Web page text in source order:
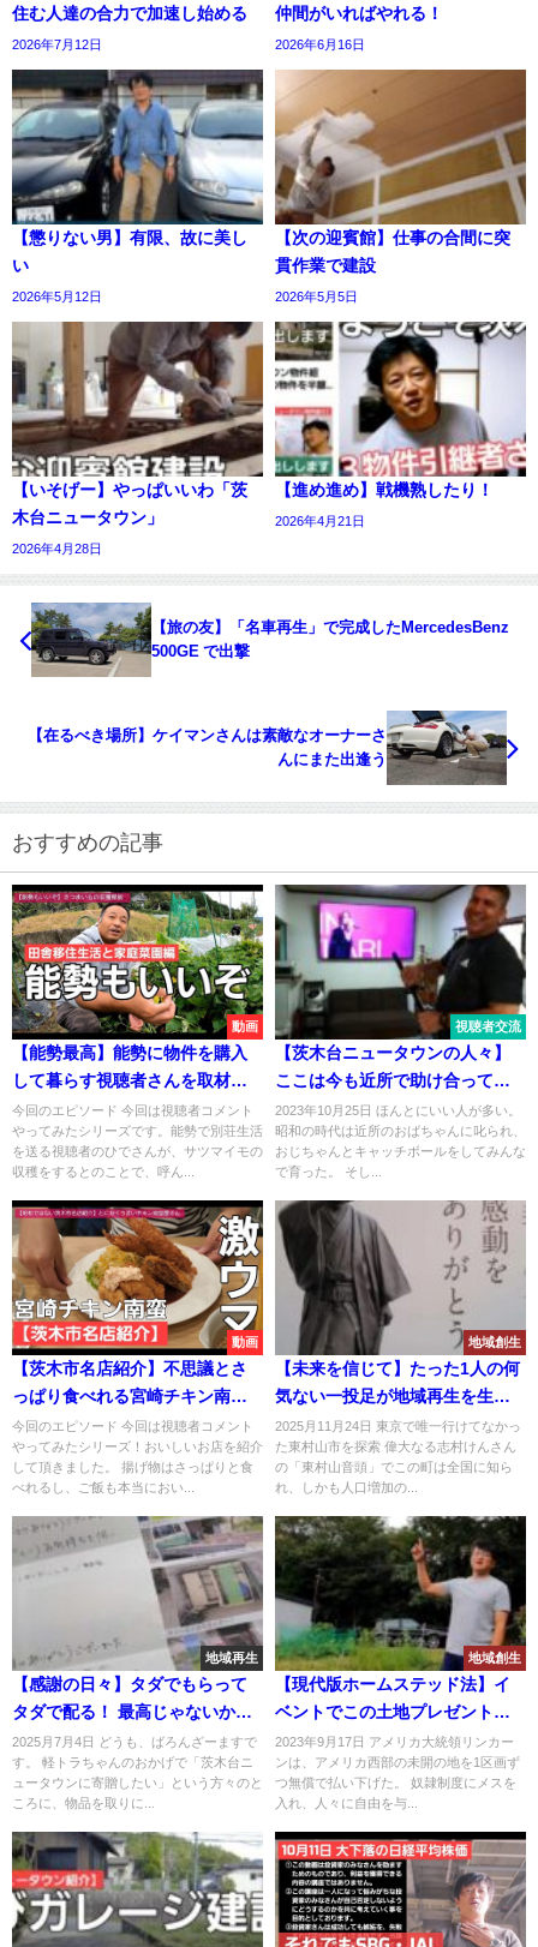
住む人達の合力で加速し始める
2026年7月12日
仲間がいればやれる！
2026年6月16日
【懲りない男】有限、故に美し
い
2026年5月12日
【次の迎賓館】仕事の合間に突
貫作業で建設
2026年5月5日
【いそげー】やっぱいいわ「茨
木台ニュータウン」
2026年4月28日
【進め進め】戦機熟したり！
2026年4月21日
【旅の友】「名車再生」で完成したMercedesBenz
500GE で出撃
【在るべき場所】ケイマンさんは素敵なオーナーさ
んにまた出逢う
おすすめの記事
動画
【能勢最高】能勢に物件を購入
して暮らす視聴者さんを取材し
ました！豊かな生活を過ごされ
ていますよー。
今回のエピソード 今回は視聴者コメント
やってみたシリーズです。能勢で別荘生活
を送る視聴者のひでさんが、サツマイモの
収穫をするとのことで、呼ん...
視聴者交流
【茨木台ニュータウンの人々】
ここは今も近所で助け合って生
きてる
2023年10月25日 ほんとにいい人が多い。
昭和の時代は近所のおばちゃんに叱られ、
おじちゃんとキャッチボールをしてみんな
で育った。 そし...
動画
【茨木市名店紹介】不思議とさ
っぱり食べれる宮崎チキン南
蛮！冷や汁もたまらない逸
品！！
今回のエピソード 今回は視聴者コメント
やってみたシリーズ！おいしいお店を紹介
して頂きました。 揚げ物はさっぱりと食
べれるし、ご飯も本当におい...
地域創生
【未来を信じて】たった1人の何
気ない一投足が地域再生を生み
出す
2025月11月24日 東京で唯一行けてなかっ
た東村山市を探索 偉大なる志村けんさん
の「東村山音頭」でこの町は全国に知ら
れ、しかも人口増加の...
地域再生
【感謝の日々】タダでもらって
タダで配る！ 最高じゃないか
(^^)/
2025月7月4日 どうも、ばろんざーますで
す。 軽トラちゃんのおかげで「茨木台ニ
ュータウンに寄贈したい」という方々のと
ころに、物品を取りに...
地域創生
【現代版ホームステッド法】イ
ベントでこの土地プレゼントし
ます
2023年9月17日 アメリカ大統領リンカー
ンは、アメリカ西部の未開の地を1区画ず
つ無償で払い下げた。 奴隷制度にメスを
入れ、人々に自由を与...